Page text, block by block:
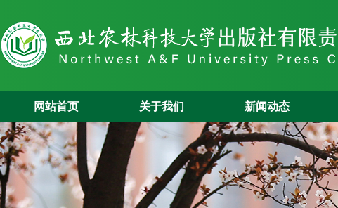
网站首页 关于我们 新闻动态